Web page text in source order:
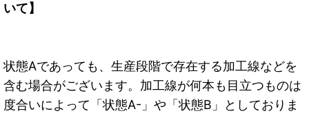
いて】
状態Aであっても、生産段階で存在する加工線などを
含む場合がございます。加工線が何本も目立つものは
度合いによって「状態A-」や「状態B」としておりま